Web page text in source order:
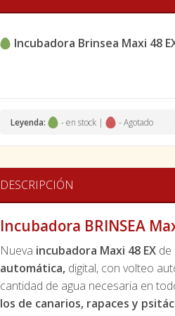
Incubadora Brinsea Maxi 48
Leyenda: - en stock | - Agotado
DESCRIPCIÓN
Incubadora BRINSEA
Nueva incubadora Maxi 48 EX de
automática, digital, con volteo
cantidad de agua necesaria en
los de canarios, rapaces y